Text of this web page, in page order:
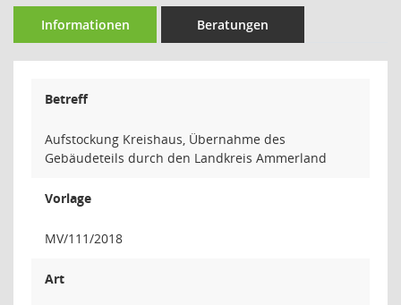
Informationen Beratungen
Betreff
Aufstockung Kreishaus, Übernahme des
Gebäudeteils durch den Landkreis Ammerland
Vorlage
MV/111/2018
Art